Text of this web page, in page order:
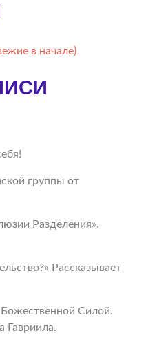
в начале)
группы от
Разделения».
Рассказывает
Силой.
Гавриила.